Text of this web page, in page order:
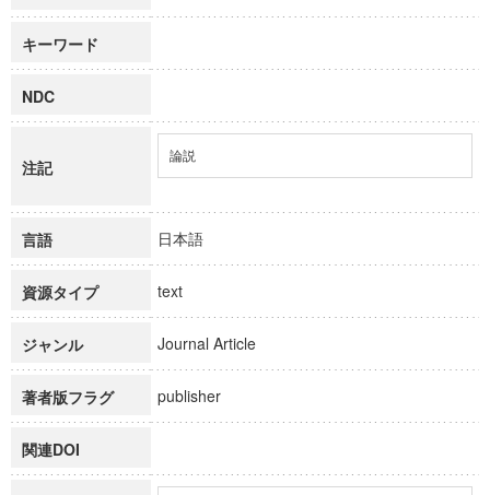
キーワード
NDC
注記
論説
言語 日本語
資源タイプ text
ジャンル Journal Article
著者版フラグ publisher
関連DOI